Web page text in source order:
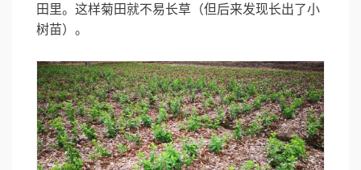
田里。这样菊田就不易长草（但后来发现长出了小
树苗）。